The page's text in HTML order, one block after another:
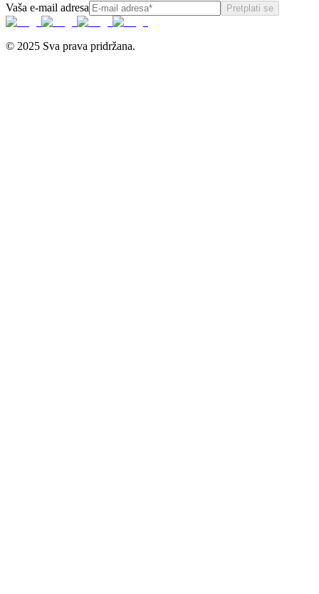
Vaša e-mail adresa Pretplati se
© 2025 Sva prava pridržana.